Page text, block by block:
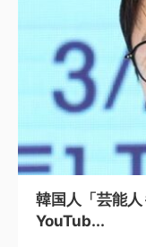
韓国人「芸能
YouTub...